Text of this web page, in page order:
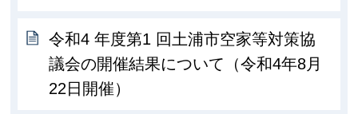
令和4 年度第1 回土浦市空家等対策協
議会の開催結果について（令和4年8月
22日開催）